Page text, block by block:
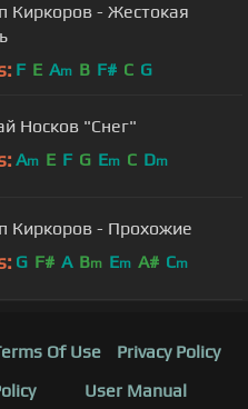
Киркоров - Жестокая
F E Am B F# C G
Носков "Снег"
Am E F G Em C Dm
Киркоров - Прохожие
G F# A Bm Em A# Cm
Of Use
Privacy Policy
User Manual